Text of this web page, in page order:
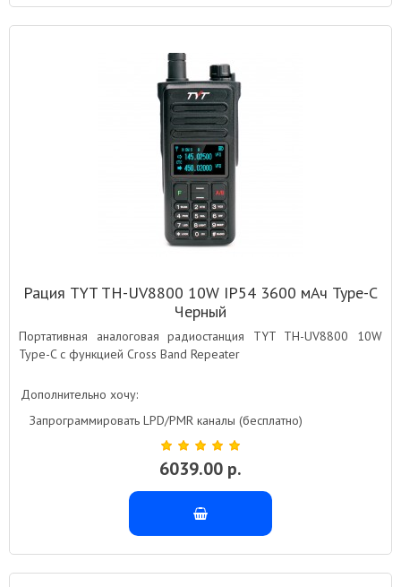
Рация TYT TH-UV8800 10W IP54 3600 мАч Type-C
Черный
Портативная аналоговая радиостанция TYT TH-UV8800 10W
Type-C с функцией Cross Band Repeater
Дополнительно хочу:
Запрограммировать LPD/PMR каналы (бесплатно)
6039.00 р.